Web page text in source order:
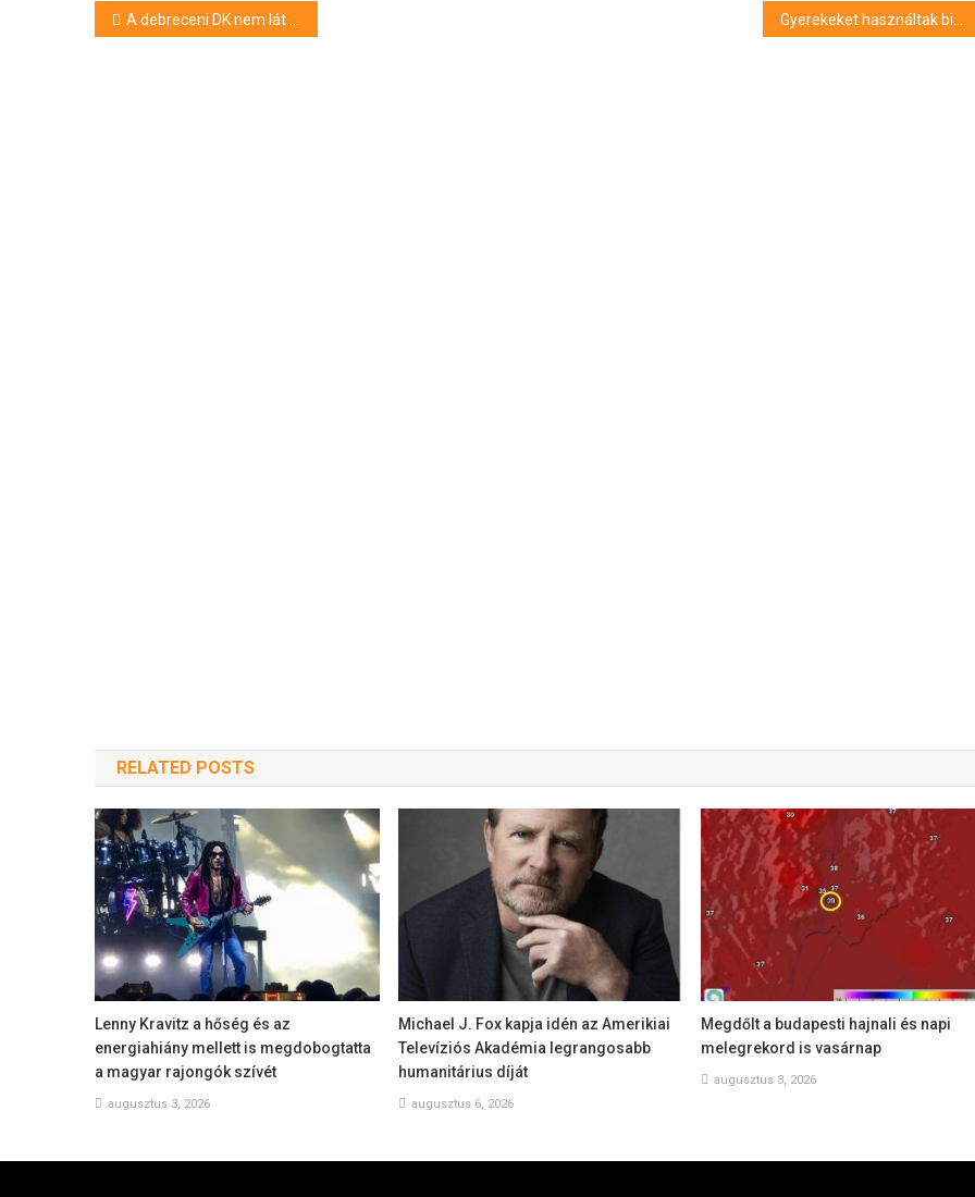
Bejegyzés
A debreceni DK nem lát különbséget a Fidesz és a Tisza Párt módszerei között
RELATED POSTS
Lenny Kravitz a hőség és az
energiahiány mellett is megdobogtatta
a magyar rajongók szívét
augusztus 3, 2026
Michael J. Fox kapja idén az Amerikiai
Televíziós Akadémia legrangosabb
humanitárius díját
augusztus 6, 2026
Megdőlt a budapesti hajnali és napi
melegrekord is vasárnap
augusztus 3, 2026